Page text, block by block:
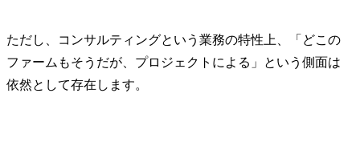
ただし、コンサルティングという業務の特性上、「どこの
ファームもそうだが、プロジェクトによる」という側面は
依然として存在します。